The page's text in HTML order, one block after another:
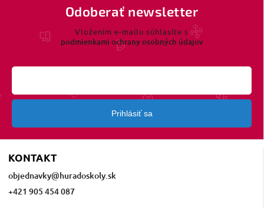
KONTAKT
objednavky@huradoskoly.sk
+421 905 454 087
Odoberať newsletter
Vložením e-mailu súhlasíte s
podmienkami ochrany osobných údajov
Prihlásiť sa